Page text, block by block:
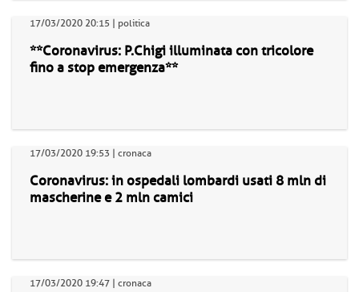
17/03/2020 20:15 | politica
**Coronavirus: P.Chigi illuminata con tricolore
fino a stop emergenza**
17/03/2020 19:53 | cronaca
Coronavirus: in ospedali lombardi usati 8 mln di
mascherine e 2 mln camici
17/03/2020 19:47 | cronaca